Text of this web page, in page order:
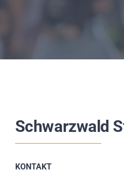
Schwarzwald
KONTAKT